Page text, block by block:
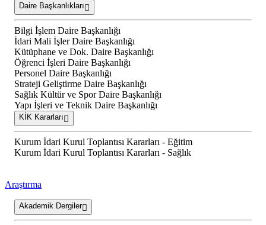
Daire Başkanlıkları
Bilgi İşlem Daire Başkanlığı
İdari Mali İşler Daire Başkanlığı
Kütüphane ve Dok. Daire Başkanlığı
Öğrenci İşleri Daire Başkanlığı
Personel Daire Başkanlığı
Strateji Geliştirme Daire Başkanlığı
Sağlık Kültür ve Spor Daire Başkanlığı
Yapı İşleri ve Teknik Daire Başkanlığı
KİK Kararları
Kurum İdari Kurul Toplantısı Kararları - Eğitim
Kurum İdari Kurul Toplantısı Kararları - Sağlık
Araştırma
Akademik Dergiler